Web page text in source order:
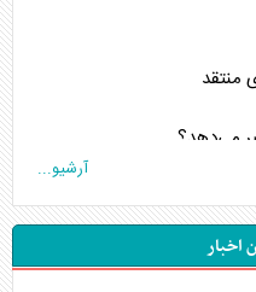
منتقد
می‌دهد؟
آمریکایی
آرشیو...
اخبار